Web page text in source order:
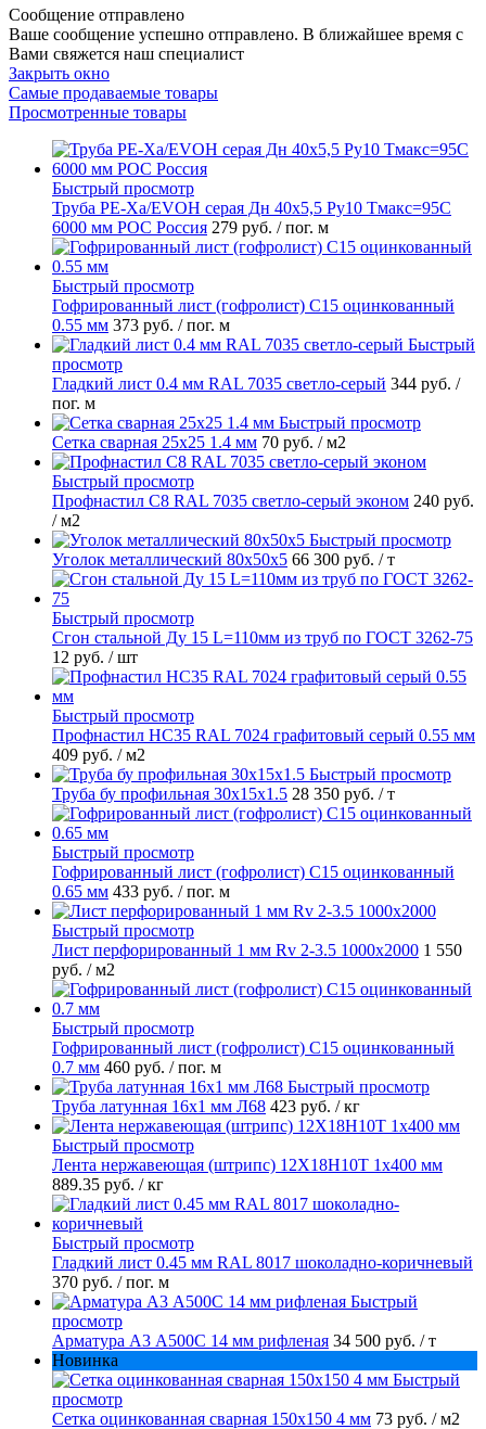
Сообщение отправлено
Ваше сообщение успешно отправлено. В ближайшее время с
Вами свяжется наш специалист
Закрыть окно
Самые продаваемые товары
Просмотренные товары
Быстрый просмотр
Труба PE-Xa/EVOH серая Дн 40х5,5 Ру10 Тмакс=95C
6000 мм РОС Россия 279 руб. / пог. м
Быстрый просмотр
Гофрированный лист (гофролист) С15 оцинкованный
0.55 мм 373 руб. / пог. м
Быстрый
просмотр
Гладкий лист 0.4 мм RAL 7035 светло-серый 344 руб. /
пог. м
Быстрый просмотр
Сетка сварная 25х25 1.4 мм 70 руб. / м2
Быстрый просмотр
Профнастил С8 RAL 7035 светло-серый эконом 240 руб.
/ м2
Быстрый просмотр
Уголок металлический 80х50х5 66 300 руб. / т
Быстрый просмотр
Сгон стальной Ду 15 L=110мм из труб по ГОСТ 3262-75
12 руб. / шт
Быстрый просмотр
Профнастил НС35 RAL 7024 графитовый серый 0.55 мм
409 руб. / м2
Быстрый просмотр
Труба бу профильная 30х15х1.5 28 350 руб. / т
Быстрый просмотр
Гофрированный лист (гофролист) С15 оцинкованный
0.65 мм 433 руб. / пог. м
Быстрый просмотр
Лист перфорированный 1 мм Rv 2-3.5 1000х2000 1 550
руб. / м2
Быстрый просмотр
Гофрированный лист (гофролист) С15 оцинкованный
0.7 мм 460 руб. / пог. м
Быстрый просмотр
Труба латунная 16х1 мм Л68 423 руб. / кг
Быстрый просмотр
Лента нержавеющая (штрипс) 12Х18Н10Т 1х400 мм
889.35 руб. / кг
Быстрый просмотр
Гладкий лист 0.45 мм RAL 8017 шоколадно-коричневый
370 руб. / пог. м
Быстрый
просмотр
Арматура А3 А500С 14 мм рифленая 34 500 руб. / т
Новинка
Быстрый
просмотр
Сетка оцинкованная сварная 150х150 4 мм 73 руб. / м2